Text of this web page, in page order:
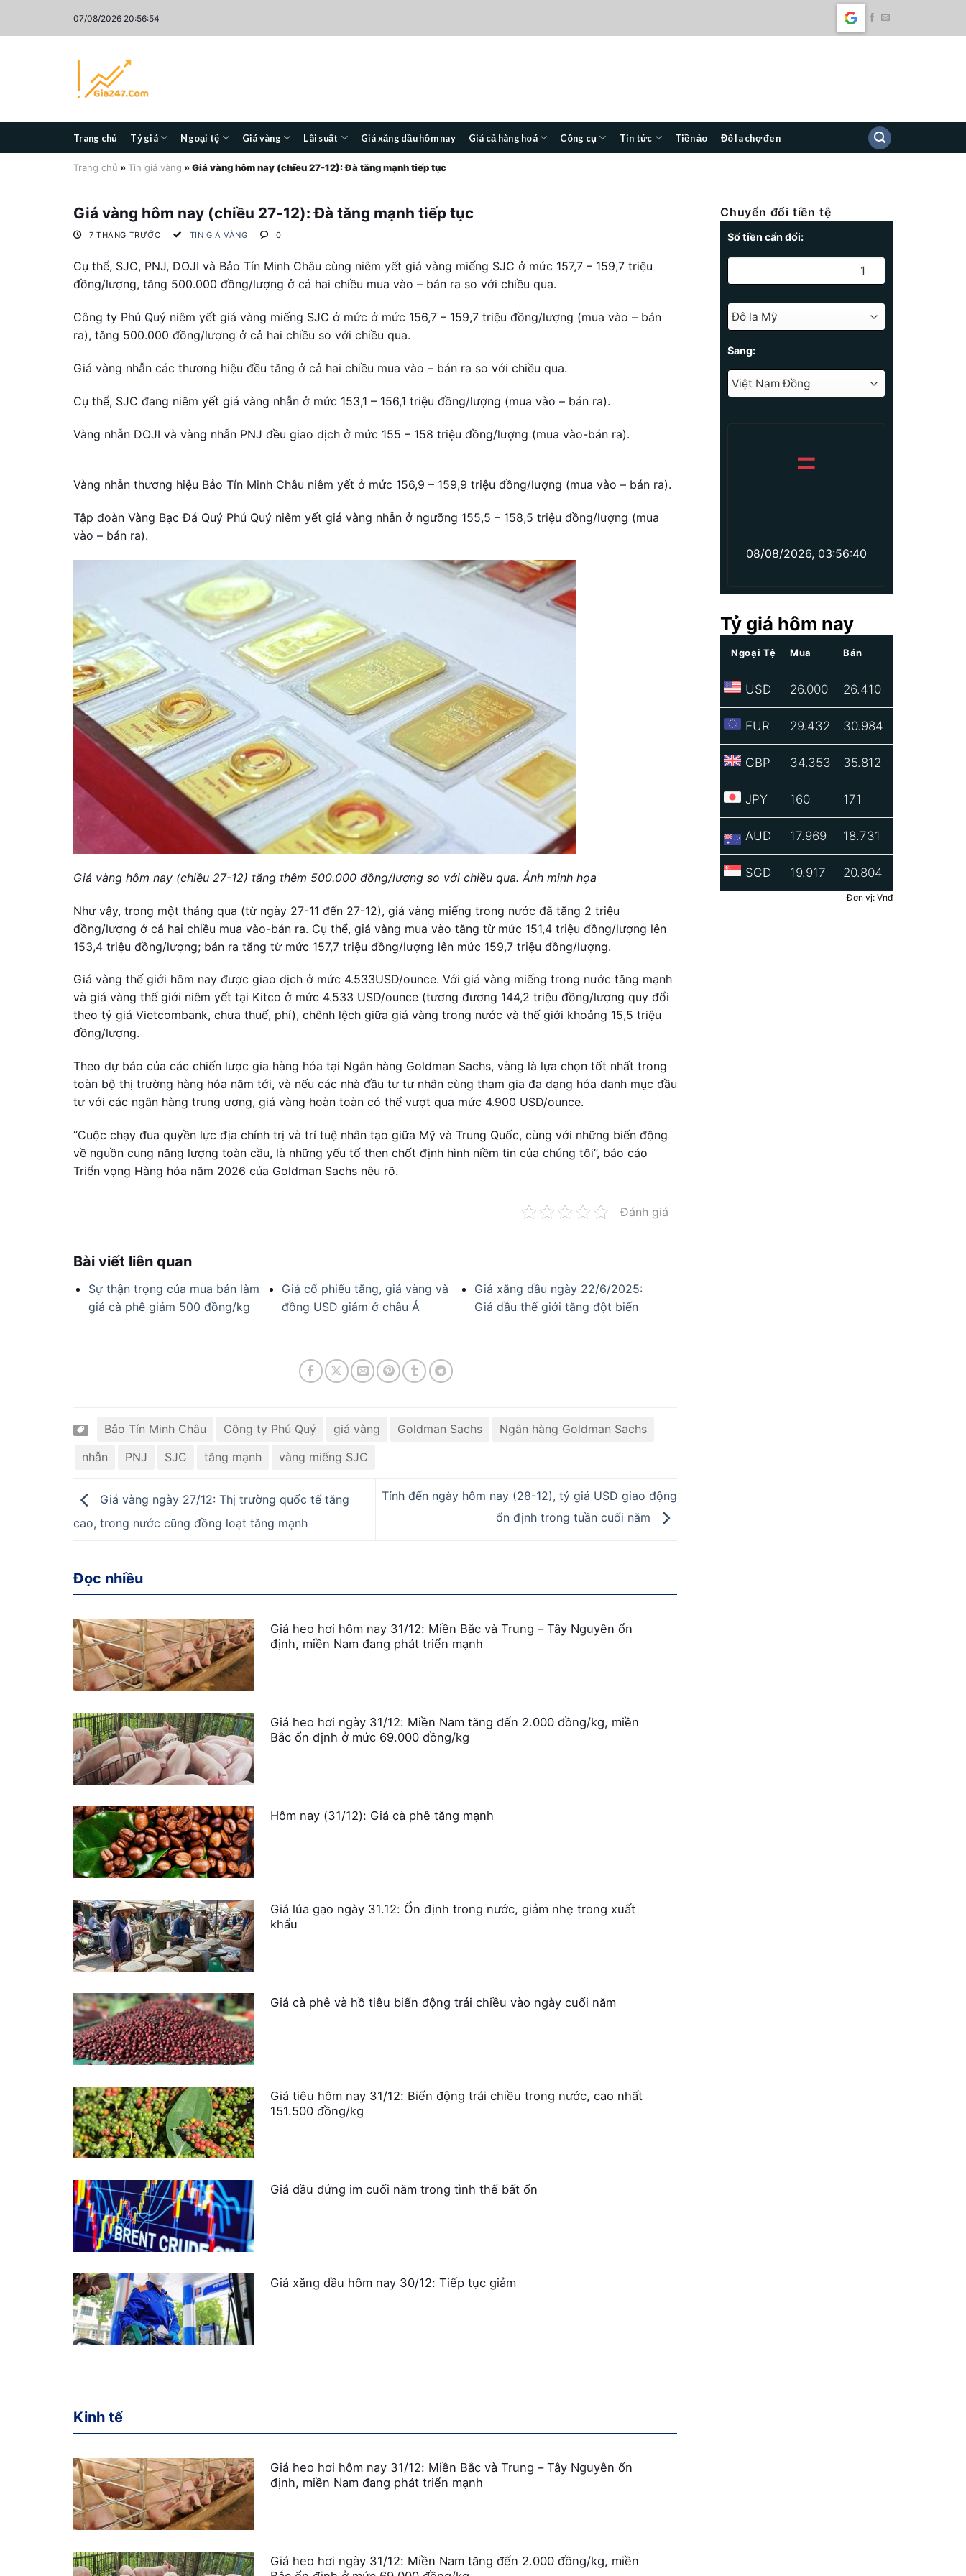
07/08/2026 20:56:55
Trang chủ Tỷ giá Ngoại tệ Giá vàng Lãi suất Giá xăng dầu hôm nay Giá cả hàng hoá Công cụ Tin tức Tiền ảo Đô la chợ đen
Trang chủ » Tin giá vàng »Giá vàng hôm nay (chiều 27-12): Đà tăng mạnh tiếp tục
Giá vàng hôm nay (chiều 27-12): Đà tăng mạnh tiếp tục
7 THÁNG TRƯỚC TIN GIÁ VÀNG 0
Cụ thể, SJC, PNJ, DOJI và Bảo Tín Minh Châu cùng niêm yết giá vàng miếng SJC ở mức 157,7 – 159,7 triệu
đồng/lượng, tăng 500.000 đồng/lượng ở cả hai chiều mua vào – bán ra so với chiều qua.
Công ty Phú Quý niêm yết giá vàng miếng SJC ở mức ở mức 156,7 – 159,7 triệu đồng/lượng (mua vào – bán
ra), tăng 500.000 đồng/lượng ở cả hai chiều so với chiều qua.
Giá vàng nhẫn các thương hiệu đều tăng ở cả hai chiều mua vào – bán ra so với chiều qua.
Cụ thể, SJC đang niêm yết giá vàng nhẫn ở mức 153,1 – 156,1 triệu đồng/lượng (mua vào – bán ra).
Vàng nhẫn DOJI và vàng nhẫn PNJ đều giao dịch ở mức 155 – 158 triệu đồng/lượng (mua vào-bán ra).
Vàng nhẫn thương hiệu Bảo Tín Minh Châu niêm yết ở mức 156,9 – 159,9 triệu đồng/lượng (mua vào – bán ra).
Tập đoàn Vàng Bạc Đá Quý Phú Quý niêm yết giá vàng nhẫn ở ngưỡng 155,5 – 158,5 triệu đồng/lượng (mua
vào – bán ra).
Giá vàng hôm nay (chiều 27-12) tăng thêm 500.000 đồng/lượng so với chiều qua. Ảnh minh họa
Như vậy, trong một tháng qua (từ ngày 27-11 đến 27-12), giá vàng miếng trong nước đã tăng 2 triệu
đồng/lượng ở cả hai chiều mua vào-bán ra. Cụ thể, giá vàng mua vào tăng từ mức 151,4 triệu đồng/lượng lên
153,4 triệu đồng/lượng; bán ra tăng từ mức 157,7 triệu đồng/lượng lên mức 159,7 triệu đồng/lượng.
Giá vàng thế giới hôm nay được giao dịch ở mức 4.533USD/ounce. Với giá vàng miếng trong nước tăng mạnh
và giá vàng thế giới niêm yết tại Kitco ở mức 4.533 USD/ounce (tương đương 144,2 triệu đồng/lượng quy đổi
theo tỷ giá Vietcombank, chưa thuế, phí), chênh lệch giữa giá vàng trong nước và thế giới khoảng 15,5 triệu
đồng/lượng.
Theo dự báo của các chiến lược gia hàng hóa tại Ngân hàng Goldman Sachs, vàng là lựa chọn tốt nhất trong
toàn bộ thị trường hàng hóa năm tới, và nếu các nhà đầu tư tư nhân cùng tham gia đa dạng hóa danh mục đầu
tư với các ngân hàng trung ương, giá vàng hoàn toàn có thể vượt qua mức 4.900 USD/ounce.
“Cuộc chạy đua quyền lực địa chính trị và trí tuệ nhân tạo giữa Mỹ và Trung Quốc, cùng với những biến động
về nguồn cung năng lượng toàn cầu, là những yếu tố then chốt định hình niềm tin của chúng tôi”, báo cáo
Triển vọng Hàng hóa năm 2026 của Goldman Sachs nêu rõ.
Đánh giá
Bài viết liên quan
Sự thận trọng của mua bán làm
giá cà phê giảm 500 đồng/kg
Giá cổ phiếu tăng, giá vàng và
đồng USD giảm ở châu Á
Giá xăng dầu ngày 22/6/2025:
Giá dầu thế giới tăng đột biến
Bảo Tín Minh Châu Công ty Phú Quý giá vàng Goldman Sachs
Ngân hàng Goldman Sachs
nhẫn
PNJ SJC tăng mạnh vàng miếng SJC
Giá vàng ngày 27/12: Thị trường quốc tế tăng
cao, trong nước cũng đồng loạt tăng mạnh
Tính đến ngày hôm nay (28-12), tỷ giá USD giao động
ổn định trong tuần cuối năm
Đọc nhiều
Giá heo hơi hôm nay 31/12: Miền Bắc và Trung – Tây Nguyên ổn
định, miền Nam đang phát triển mạnh
Giá heo hơi ngày 31/12: Miền Nam tăng đến 2.000 đồng/kg, miền
Bắc ổn định ở mức 69.000 đồng/kg
Hôm nay (31/12): Giá cà phê tăng mạnh
Giá lúa gạo ngày 31.12: Ổn định trong nước, giảm nhẹ trong xuất
khẩu
Giá cà phê và hồ tiêu biến động trái chiều vào ngày cuối năm
Giá tiêu hôm nay 31/12: Biến động trái chiều trong nước, cao nhất
151.500 đồng/kg
Giá dầu đứng im cuối năm trong tình thế bất ổn
Giá xăng dầu hôm nay 30/12: Tiếp tục giảm
Kinh tế
Giá heo hơi hôm nay 31/12: Miền Bắc và Trung – Tây Nguyên ổn
định, miền Nam đang phát triển mạnh
Giá heo hơi ngày 31/12: Miền Nam tăng đến 2.000 đồng/kg, miền
Chuyển đổi tiền tệ
Số tiền cẩn đổi:
Sang:
=
08/08/2026, 03:56:40
Tỷ giá hôm nay
Ngoại Tệ Mua Bán
USD 26.000 26.410
EUR 29.432 30.984
GBP 34.353 35.812
JPY 160 171
AUD 17.969 18.731
SGD 19.917 20.804
Đơn vị: Vnđ